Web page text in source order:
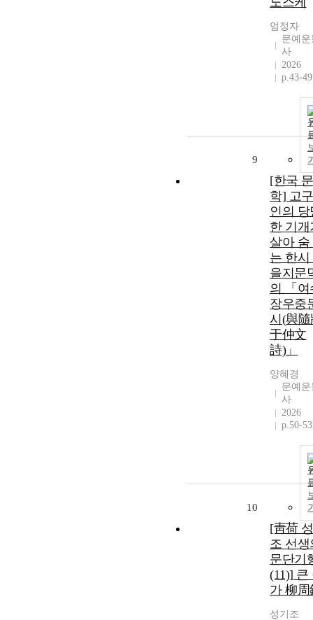
엄정자
문예운
사
2026
p.43-49
9
[한국 문
학] 고
인의 당
한 기개
살아 숨
는 한시
을지문
의 「여
장우중
시(與隨
于仲文
詩)」
양혜경
문예운
사
2026
p.50-53
10
[靑荷
조 선생
문단기
(11)] 큰
가 柳周
성기조